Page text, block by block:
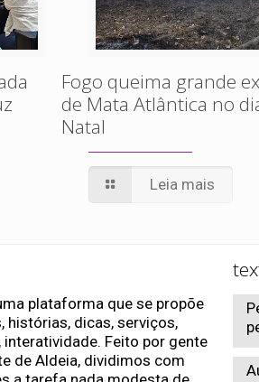
Fogo queima grande
de Mata Atlântica no
Natal
Leia mais
plataforma que se propõe
histórias, dicas, serviços,
Feito por gente
de Aldeia, dividimos com